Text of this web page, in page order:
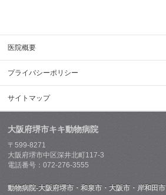
医院概要
プライバシーポリシー
サイトマップ
大阪府堺市キキ動物病院
〒599-8271
大阪府堺市中区深井北町117-3
電話番号：072-276-3555
動物病院-大阪府堺市・和泉市・大阪市・岸和田市